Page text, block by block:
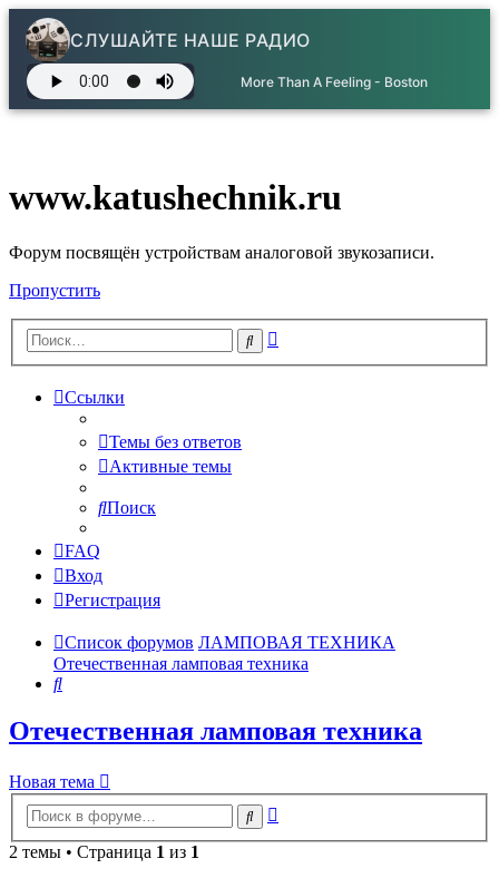
СЛУШАЙТЕ НАШЕ РАДИО
More Than A Feeling - Boston
www.katushechnik.ru
Форум посвящён устройствам аналоговой звукозаписи.
Пропустить
Поиск
Ссылки
Темы без ответов
Активные темы
Поиск
FAQ
Вход
Регистрация
Список форумов ЛАМПОВАЯ ТЕХНИКА
Отечественная ламповая техника
Поиск
Отечественная ламповая техника
Новая тема
Поиск
2 темы • Страница 1 из 1